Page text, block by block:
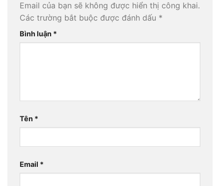
Email của bạn sẽ không được hiển thị công khai.
Các trường bắt buộc được đánh dấu *
Bình luận *
Tên *
Email *